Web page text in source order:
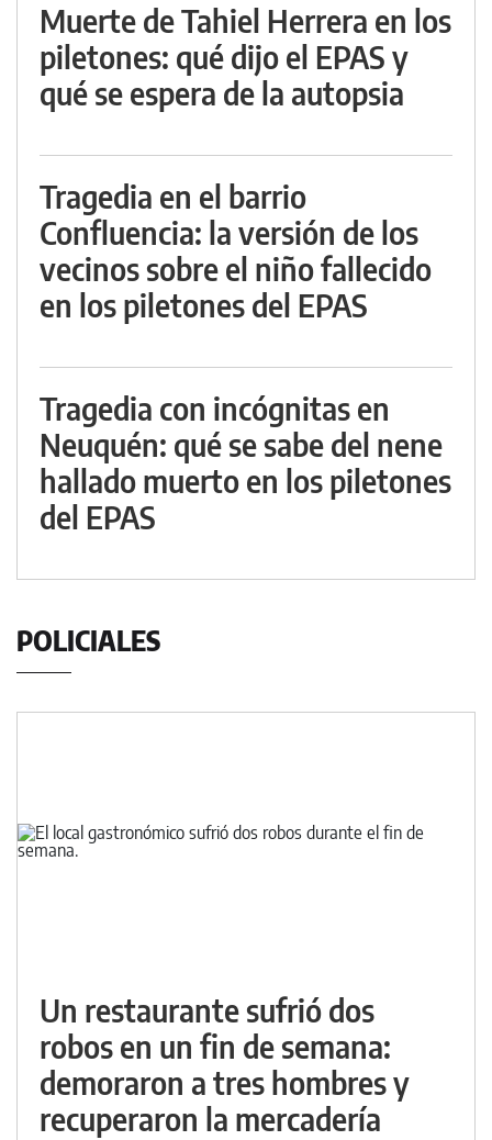
Muerte de Tahiel Herrera en los
piletones: qué dijo el EPAS y
qué se espera de la autopsia
Tragedia en el barrio
Confluencia: la versión de los
vecinos sobre el niño fallecido
en los piletones del EPAS
Tragedia con incógnitas en
Neuquén: qué se sabe del nene
hallado muerto en los piletones
del EPAS
POLICIALES
Un restaurante sufrió dos
robos en un fin de semana:
demoraron a tres hombres y
recuperaron la mercadería